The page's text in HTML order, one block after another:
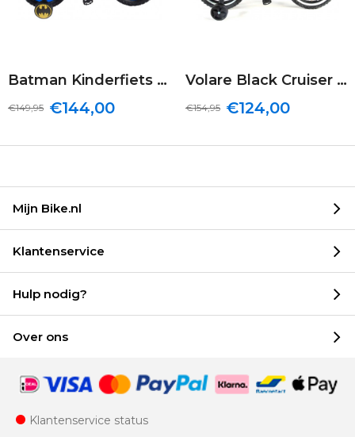
Batman Kinderfiets 12 inch Jongens Zwart
€144,00
€149,95
Volare Black Cruiser Kinderfiets 14 inch Jongens Zwart
€124,00
€154,95
Mijn Bike.nl
Klantenservice
Hulp nodig?
Over ons
Klantenservice status